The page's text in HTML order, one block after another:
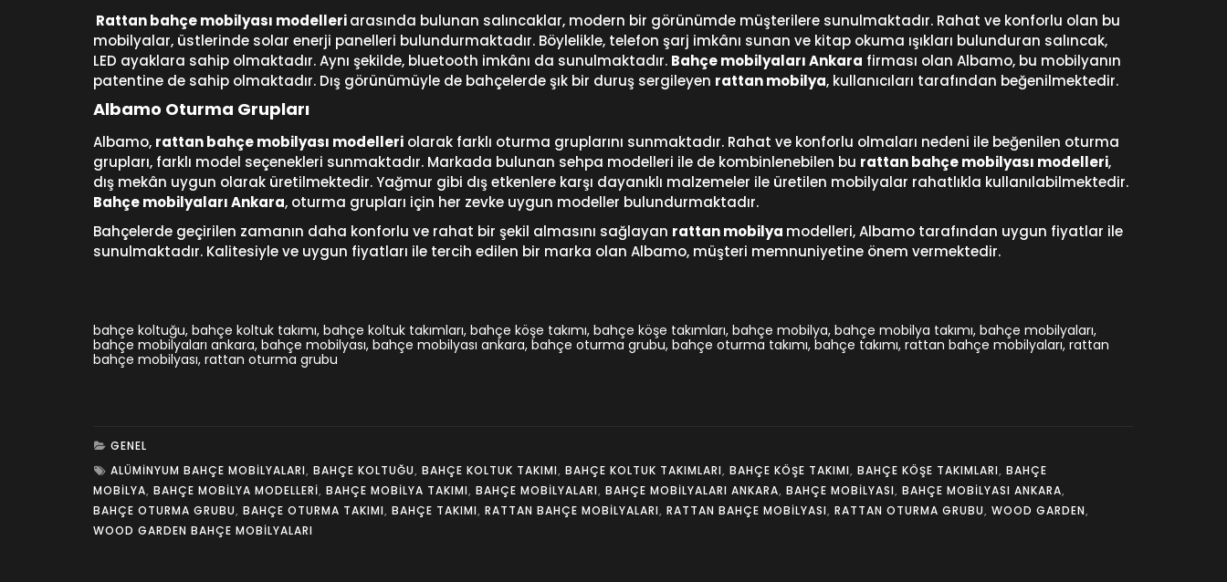
Rattan bahçe mobilyası modelleriarasında bulunan salıncaklar, modern bir görünümde müşterilere sunulmaktadır. Rahat ve konforlu olan bu
mobilyalar, üstlerinde solar enerji panelleri bulundurmaktadır. Böylelikle, telefon şarj imkânı sunan ve kitap okuma ışıkları bulunduran salıncak,
LED ayaklara sahip olmaktadır. Aynı şekilde, bluetooth imkânı da sunulmaktadır. Bahçe mobilyaları Ankara firması olan Albamo, bu mobilyanın
patentine de sahip olmaktadır. Dış görünümüyle de bahçelerde şık bir duruş sergileyen rattan mobilya, kullanıcıları tarafından beğenilmektedir.
Albamo Oturma Grupları
Albamo, rattan bahçe mobilyası modelleri olarak farklı oturma gruplarını sunmaktadır. Rahat ve konforlu olmaları nedeni ile beğenilen oturma
grupları, farklı model seçenekleri sunmaktadır. Markada bulunan sehpa modelleri ile de kombinlenebilen bu rattan bahçe mobilyası modelleri,
dış mekân uygun olarak üretilmektedir. Yağmur gibi dış etkenlere karşı dayanıklı malzemeler ile üretilen mobilyalar rahatlıkla kullanılabilmektedir.
Bahçe mobilyaları Ankara, oturma grupları için her zevke uygun modeller bulundurmaktadır.
Bahçelerde geçirilen zamanın daha konforlu ve rahat bir şekil almasını sağlayan rattan mobilya modelleri, Albamo tarafından uygun fiyatlar ile
sunulmaktadır. Kalitesiyle ve uygun fiyatları ile tercih edilen bir marka olan Albamo, müşteri memnuniyetine önem vermektedir.
bahçe koltuğu, bahçe koltuk takımı, bahçe koltuk takımları, bahçe köşe takımı, bahçe köşe takımları, bahçe mobilya, bahçe mobilya takımı, bahçe mobilyaları,
bahçe mobilyaları ankara, bahçe mobilyası, bahçe mobilyası ankara, bahçe oturma grubu, bahçe oturma takımı, bahçe takımı, rattan bahçe mobilyaları, rattan
bahçe mobilyası, rattan oturma grubu
GENEL
ALÜMINYUM BAHÇE MOBILYALARI, BAHÇE KOLTUĞU, BAHÇE KOLTUK TAKIMI, BAHÇE KOLTUK TAKIMLARI, BAHÇE KÖŞE TAKIMI, BAHÇE KÖŞE TAKIMLARI, BAHÇE
MOBILYA, BAHÇE MOBILYA MODELLERI, BAHÇE MOBILYA TAKIMI, BAHÇE MOBILYALARI, BAHÇE MOBILYALARI ANKARA, BAHÇE MOBILYASI, BAHÇE MOBILYASI ANKARA,
BAHÇE OTURMA GRUBU, BAHÇE OTURMA TAKIMI, BAHÇE TAKIMI, RATTAN BAHÇE MOBILYALARI, RATTAN BAHÇE MOBILYASI, RATTAN OTURMA GRUBU, WOOD GARDEN,
WOOD GARDEN BAHÇE MOBILYALARI